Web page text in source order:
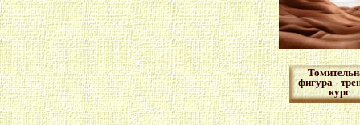
фигура -
курс